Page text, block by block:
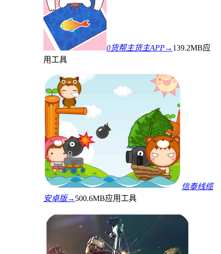
0货帮主货主APP→ 139.2MB应
用工具
信泰线缆
安卓版→ 500.6MB应用工具